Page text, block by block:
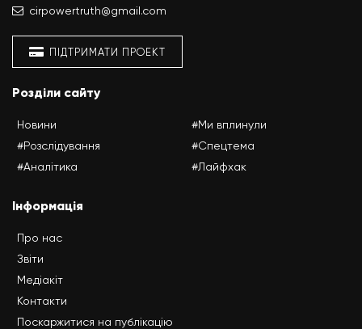
cirpowertruth@gmail.com
ПІДТРИМАТИ ПРОЕКТ
Розділи сайту
Новини
#Розслідування
#Аналітика
#Ми вплинули
#Спецтема
#Лайфхак
Інформація
Про нас
Звіти
Медіакіт
Контакти
Поскаржитися на публікацію